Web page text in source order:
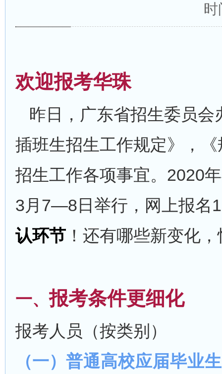
欢迎报考华珠
昨日，广东省招生委员
插班生招生工作规定》，
招生工作各项事宜。2020
3月7—8日举行，网上报名
认环节 ！还有哪些新变化
一、报考条件更细化
报考人员（按类别）
（一） 普通高校应届毕业